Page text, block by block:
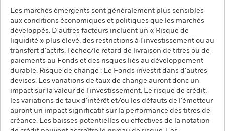
Les marchés émergents sont généralement plus sensibles
aux conditions économiques et politiques que les marchés
développés. D'autres facteurs incluent un « Risque de
liquidité » plus élevé, des restrictions à l'investissement ou au
transfert d'actifs, l'échec/le retard de livraison de titres ou de
paiements au Fonds et des risques liés au développement
durable. Risque de change : Le Fonds investit dans d'autres
devises. Les variations de taux de change auront donc un
impact sur la valeur de l'investissement. Le risque de crédit,
les variations de taux d'intérêt et/ou les défauts de l'émetteur
auront un impact significatif sur la performance des titres de
créance. Les baisses potentielles ou effectives de la notation